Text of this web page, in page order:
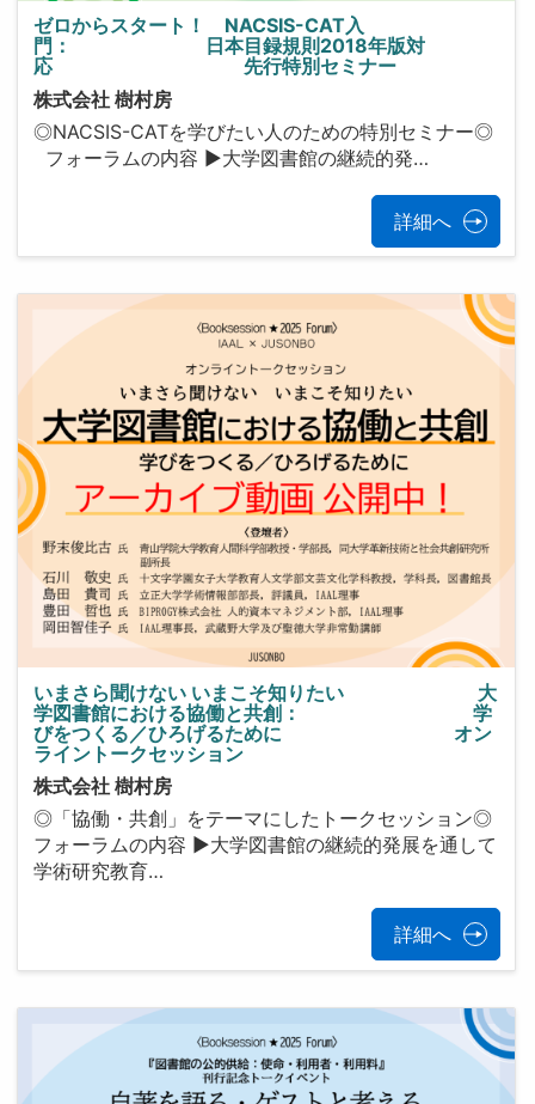
ゼロからスタート！ NACSIS-CAT入
門： 日本目録規則2018年版対
応 先行特別セミナー
株式会社 樹村房
◎NACSIS-CATを学びたい人のための特別セミナー◎
フォーラムの内容 ▶大学図書館の継続的発…
詳細へ
いまさら聞けない いまこそ知りたい 大
学図書館における協働と共創： 学
びをつくる／ひろげるために オン
ライントークセッション
株式会社 樹村房
◎「協働・共創」をテーマにしたトークセッション◎
フォーラムの内容 ▶大学図書館の継続的発展を通して
学術研究教育…
詳細へ